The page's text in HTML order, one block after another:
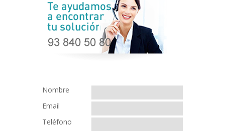
Nombre
Email
Teléfono